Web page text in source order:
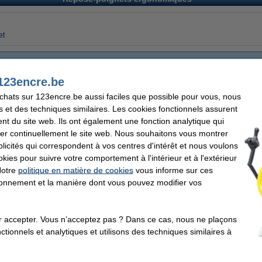
souvent à environ huit heures passées en position assise devant un
ne prennent pas le temps de créer un lieu de travail ergonomique. La
épaules, du cou, des mains et des poignets, également appelées « le
poignet peut faire la différence. Dans notre gamme, nous vous offrons
vous expliquer comment ces produits rendent votre lieu de travail plus sain.
poignets bénéficient d’un soutien supplémentaire lors de la frappe.
niveau du poignet. Cette posture défavorable met de la pression sur vos
: ce sont les plaintes connues des TMS ou troubles musculo-
tension soulagera. Il existe des repose-poignets en gel et en mousse : des
De cette façon, vous pouvez être sûr que vous utilisez votre clavier de
nous vous offrons également des repose-poignets pour souris. En utilisant
qui rend une position ergonomique du poignet essentielle afin de prévenir ou
poignet, qui peut également entraîner des douleurs pénibles. Un tapis de
et le confort nécessaire lors de l’utilisation de la souris.
sur 123encre.be aussi faciles que possible pour vous, nous
et des techniques similaires. Les cookies fonctionnels assurent
du site web. Ils ont également une fonction analytique qui
continuellement le site web. Nous souhaitons vous montrer
qui correspondent à vos centres d'intérêt et nous voulons
pour suivre votre comportement à l'intérieur et à l'extérieur
politique en matière de cookiesvous informe sur ces
et la manière dont vous pouvez modifier vos
Vous n’acceptez pas ? Dans ce cas, nous ne plaçons
et analytiques et utilisons des techniques similaires à